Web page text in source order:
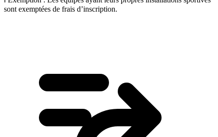
sont exemptées de frais d’inscription.